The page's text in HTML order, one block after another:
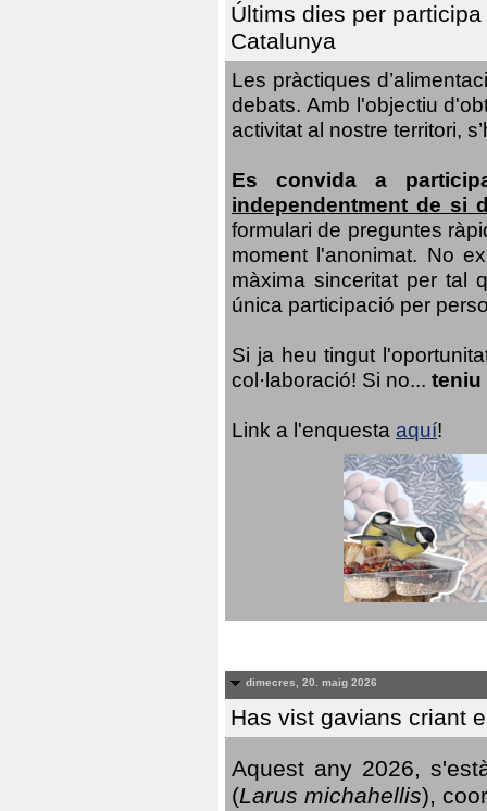
Últims dies per
Catalunya
Les pràctiques
debats. Amb l'objectiu
activitat al nostre territori,
Es convida a
independentment de si
formulari de preguntes
moment l'anonimat. No
màxima sinceritat per tal
única participació per
Si ja heu tingut
col·laboració! Si no... teniu
Link a l'enquesta aquí!
dimecres, 20. maig 2026
Has vist gavians criant
Aquest any 2026,
(Larus michahellis),